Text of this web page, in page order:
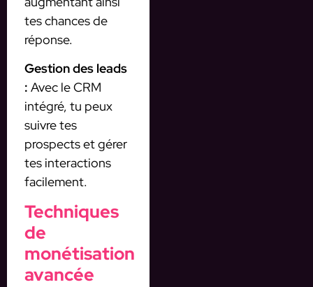
tes chances de
réponse.
Gestion des leads
: Avec le CRM
intégré, tu peux
suivre tes
prospects et gérer
tes interactions
facilement.
Techniques
de
monétisation
avancée